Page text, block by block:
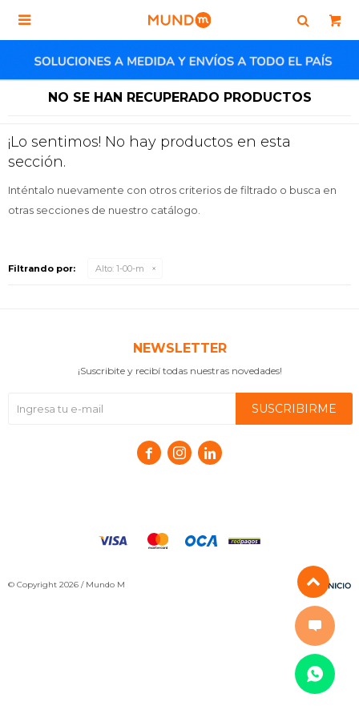

NO SE HAN RECUPERADO PRODUCTOS
¡Lo sentimos! No hay productos en esta
sección.
Inténtalo nuevamente con otros criterios de filtrado o busca en
otras secciones de nuestro catálogo.
Filtrando por: Alto: 1-00-m
NEWSLETTER
¡Suscribite y recibí todas nuestras novedades!
SUSCRIBIRME
  
© Copyright 2026 / Mundo M
Fenicio